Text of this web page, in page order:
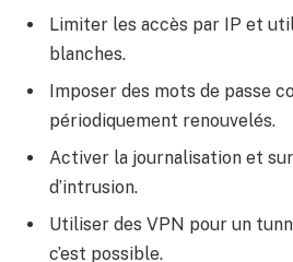
Limiter les accès par IP et
blanches.
Imposer des mots de passe
périodiquement renouvelés.
Activer la journalisation et
d’intrusion.
Utiliser des VPN pour un
c’est possible.